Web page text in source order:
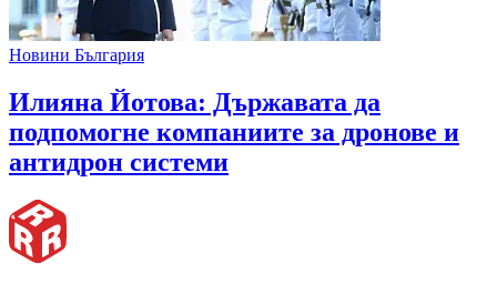
Новини България
Илияна Йотова: Държавата да
подпомогне компаниите за дронове и
антидрон системи